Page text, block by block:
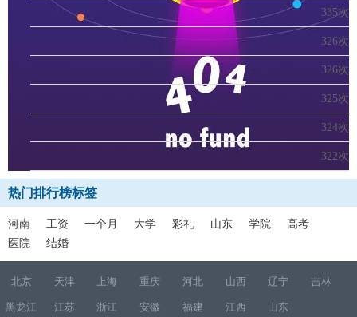
335次
326次
326次
325次
324次
322次
热门排行榜标签
河南 工资 一个月 大学 彩礼 山东 学院
高考
医院
结婚
北京 天津 上海 重庆 河北 山西 辽宁 吉林
黑龙江 江苏 浙江 安徽 福建 江西 山东